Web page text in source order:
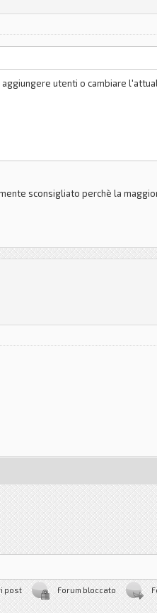
utenti o cambiare
sconsigliato perchè la
post Forum bloccato